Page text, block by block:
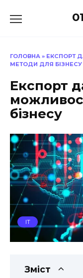
до
ГОЛОВНА » ЕКСПОРТ
МЕТОДИ ДЛЯ БІЗНЕСУ
Експорт
бізнесу
IT
Зміст